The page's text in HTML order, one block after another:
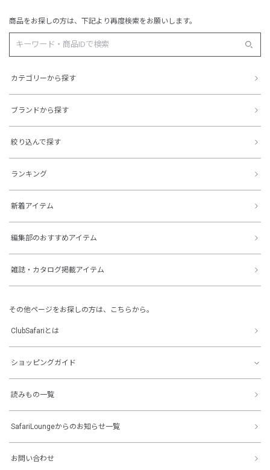
商品をお探しの方は、下記より再度検索をお願いします。
カテゴリーから探す
ブランドから探す
絞り込んで探す
ランキング
新着アイテム
編集部のおすすめアイテム
雑誌・カタログ掲載アイテム
その他ページをお探しの方は、こちらから。
ClubSafariとは
ショッピングガイド
読みもの一覧
SafariLoungeからのお知らせ一覧
お問い合わせ